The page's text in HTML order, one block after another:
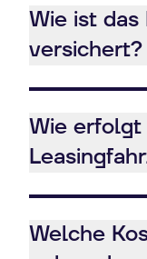
Wie ist das
versichert?
Wie erfolgt
Welche